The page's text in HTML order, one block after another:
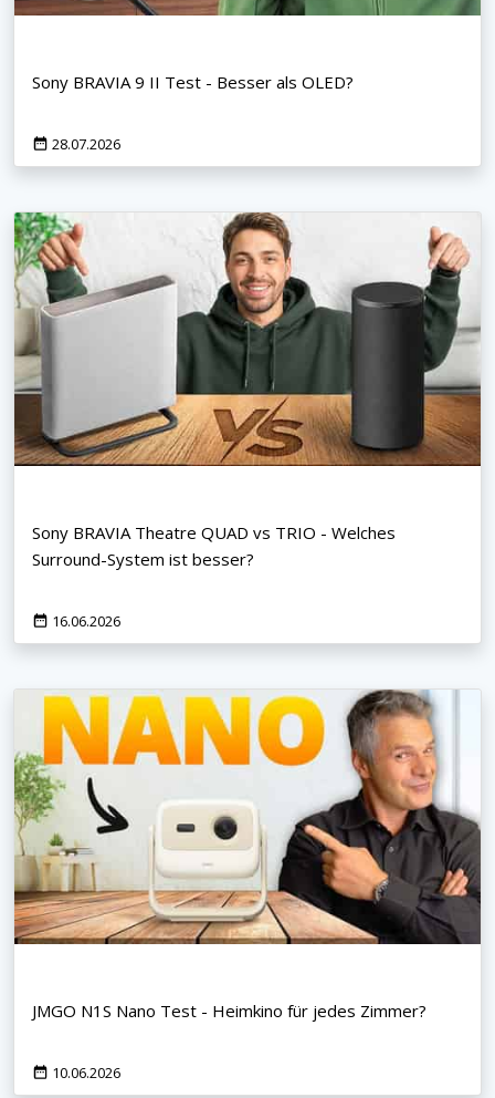
Sony BRAVIA 9 II Test - Besser als OLED?
28.07.2026
Sony BRAVIA Theatre QUAD vs TRIO - Welches
Surround-System ist besser?
16.06.2026
JMGO N1S Nano Test - Heimkino für jedes Zimmer?
10.06.2026